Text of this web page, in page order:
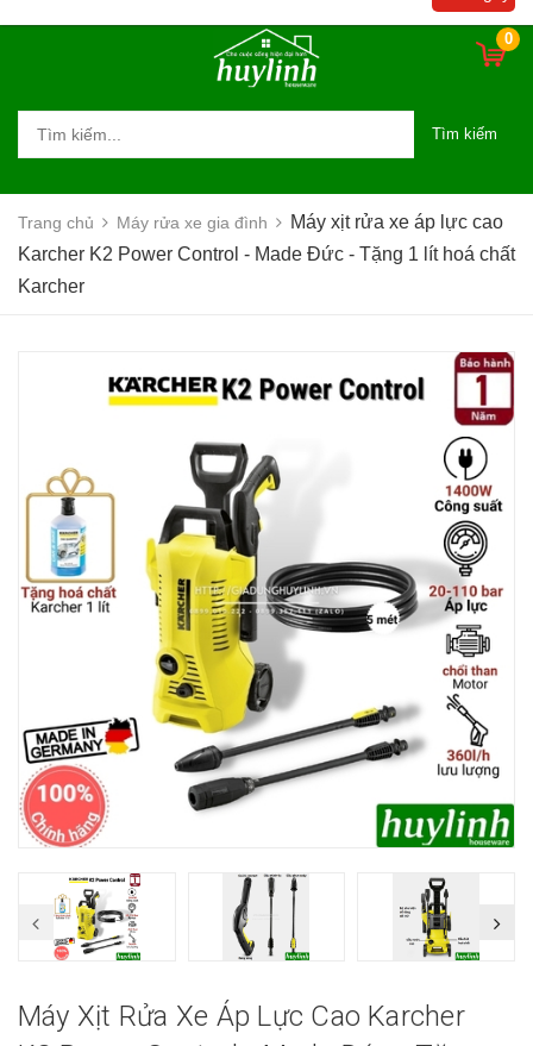
0
Tìm kiếm
Trang chủ Máy rửa xe gia đình
Máy xịt rửa xe áp lực cao
Karcher K2 Power Control - Made Đức - Tặng 1 lít hoá chất
Karcher
Máy Xịt Rửa Xe Áp Lực Cao Karcher